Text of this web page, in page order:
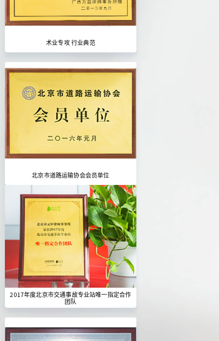
术业专攻 行业典范
北京市道路运输协会会员单位
2017年度北京市交通事故专业站唯一指定合作
团队